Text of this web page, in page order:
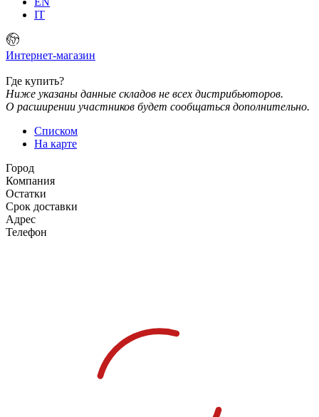
IT
Интернет-магазин
Где купить?
Ниже указаны данные складов не всех дистрибьюторов.
О расширении участников будет сообщаться дополнительно.
Списком
На карте
Город
Компания
Остатки
Срок доставки
Адрес
Телефон